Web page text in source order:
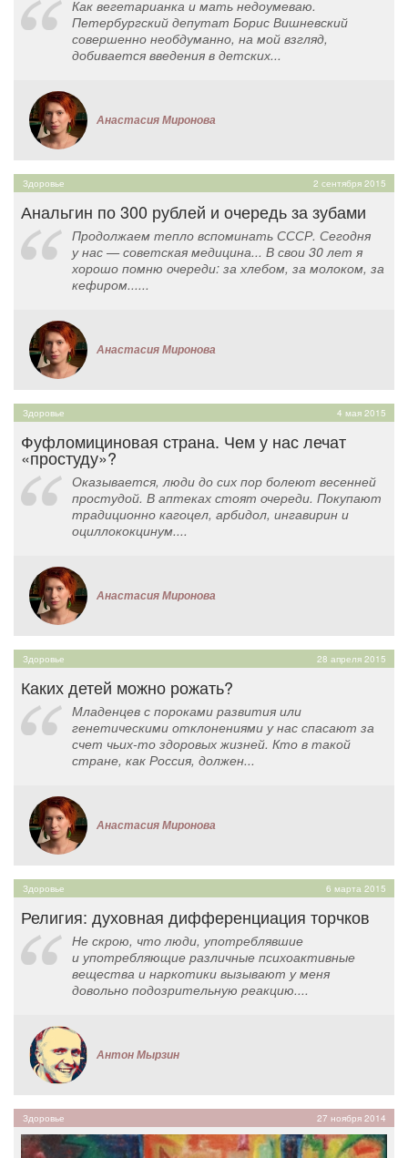
Как вегетарианка и мать недоумеваю.
Петербургский депутат Борис Вишневский
совершенно необдуманно​, на мой взгляд,
добивается введения в детских...
Анастасия Миронова
Здоровье 2 сентября 2015
Анальгин по 300 рублей и очередь за зубами
Продолжаем тепло вспоминать СССР. Сегодня
у нас — советская медицина... В свои 30 лет я
хорошо помню очереди: за хлебом, за молоком, за
кефиром......
Анастасия Миронова
Здоровье 4 мая 2015
Фуфломициновая страна. Чем у нас лечат
«простуду»?
Оказывается, люди до сих пор болеют весенней
простудой. В аптеках стоят очереди. Покупают
традиционно кагоцел, арбидол, ингавирин и
оциллококцинум....
Анастасия Миронова
Здоровье 28 апреля 2015
Каких детей можно рожать?
Младенцев с пороками развития или
генетическими отклонениями у нас спасают за
счет чьих-то здоровых жизней. Кто в такой
стране, как Россия, должен...
Анастасия Миронова
Здоровье 6 марта 2015
Религия: духовная дифференциация торчков
Не скрою, что люди, употреблявшие
и употребляющие различные психоактивные
вещества и наркотики вызывают у меня
довольно подозрительную реакцию....
Антон Мырзин
Здоровье 27 ноября 2014